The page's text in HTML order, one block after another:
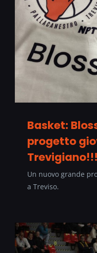
Basket:
progetto
Trevigiano!!!
Un nuovo grande
a Treviso.